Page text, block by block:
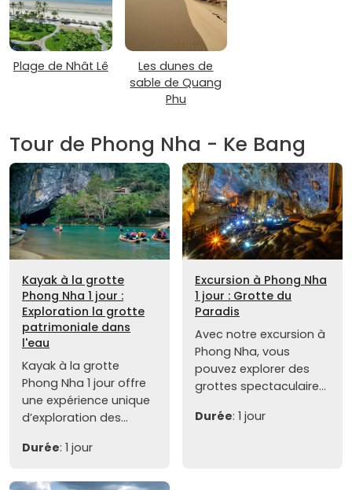
Plage de Nhât Lê
Les dunes de
sable de Quang
Phu
Tour de Phong Nha - Ke Bang
Kayak à la grotte
Phong Nha 1 jour :
Exploration la grotte
patrimoniale dans
l'eau
Kayak à la grotte
Phong Nha 1 jour offre
une expérience unique
d’exploration des...
Durée: 1 jour
Excursion à Phong Nha
1 jour : Grotte du
Paradis
Avec notre excursion à
Phong Nha, vous
pouvez explorer des
grottes spectaculaire...
Durée: 1 jour